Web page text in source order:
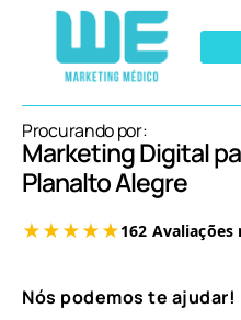
Procurando por:
Marketing Digital
Planalto Alegre
Nós podemos te ajudar!